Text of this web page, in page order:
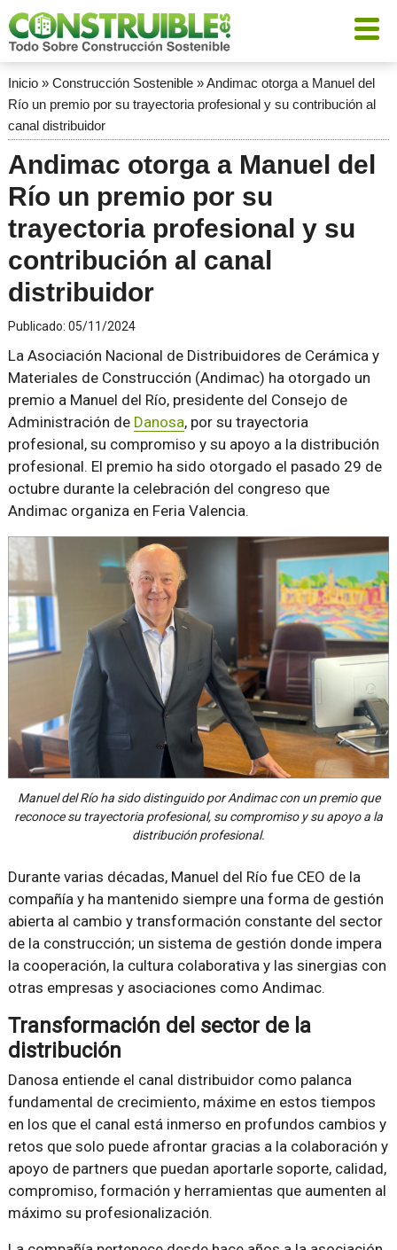
Inicio» Construcción Sostenible»Andimac otorga a Manuel del
Río un premio por su trayectoria profesional y su contribución al
canal distribuidor
Andimac otorga a Manuel del
Río un premio por su
trayectoria profesional y su
contribución al canal
distribuidor
Publicado: 05/11/2024
La Asociación Nacional de Distribuidores de Cerámica y
Materiales de Construcción (Andimac) ha otorgado un
premio a Manuel del Río, presidente del Consejo de
Administración de Danosa, por su trayectoria
profesional, su compromiso y su apoyo a la distribución
profesional. El premio ha sido otorgado el pasado 29 de
octubre durante la celebración del congreso que
Andimac organiza en Feria Valencia.
Manuel del Río ha sido distinguido por Andimac con un premio que
reconoce su trayectoria profesional, su compromiso y su apoyo a la
distribución profesional.
Durante varias décadas, Manuel del Río fue CEO de la
compañía y ha mantenido siempre una forma de gestión
abierta al cambio y transformación constante del sector
de la construcción; un sistema de gestión donde impera
la cooperación, la cultura colaborativa y las sinergias con
otras empresas y asociaciones como Andimac.
Transformación del sector de la
distribución
Danosa entiende el canal distribuidor como palanca
fundamental de crecimiento, máxime en estos tiempos
en los que el canal está inmerso en profundos cambios y
retos que solo puede afrontar gracias a la colaboración y
apoyo de partners que puedan aportarle soporte, calidad,
compromiso, formación y herramientas que aumenten al
máximo su profesionalización.